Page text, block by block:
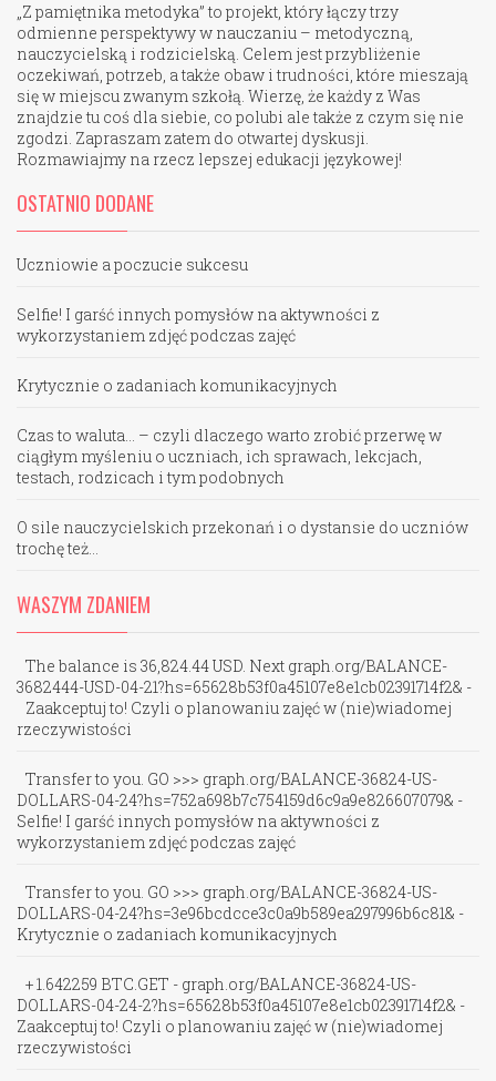
„Z pamiętnika metodyka” to projekt, który łączy trzy
odmienne perspektywy w nauczaniu – metodyczną,
nauczycielską i rodzicielską. Celem jest przybliżenie
oczekiwań, potrzeb, a także obaw i trudności, które mieszają
się w miejscu zwanym szkołą. Wierzę, że każdy z Was
znajdzie tu coś dla siebie, co polubi ale także z czym się nie
zgodzi. Zapraszam zatem do otwartej dyskusji.
Rozmawiajmy na rzecz lepszej edukacji językowej!
OSTATNIO DODANE
Uczniowie a poczucie sukcesu
Selfie! I garść innych pomysłów na aktywności z
wykorzystaniem zdjęć podczas zajęć
Krytycznie o zadaniach komunikacyjnych
Czas to waluta… – czyli dlaczego warto zrobić przerwę w
ciągłym myśleniu o uczniach, ich sprawach, lekcjach,
testach, rodzicach i tym podobnych
O sile nauczycielskich przekonań i o dystansie do uczniów
trochę też…
WASZYM ZDANIEM
The balance is 36,824.44 USD. Next graph.org/BALANCE-
3682444-USD-04-21?hs=65628b53f0a45107e8e1cb02391714f2& -
Zaakceptuj to! Czyli o planowaniu zajęć w (nie)wiadomej
rzeczywistości
Transfer to you. GO >>> graph.org/BALANCE-36824-US-
DOLLARS-04-24?hs=752a698b7c754159d6c9a9e826607079& -
Selfie! I garść innych pomysłów na aktywności z
wykorzystaniem zdjęć podczas zajęć
Transfer to you. GO >>> graph.org/BALANCE-36824-US-
DOLLARS-04-24?hs=3e96bcdcce3c0a9b589ea297996b6c81& -
Krytycznie o zadaniach komunikacyjnych
+ 1.642259 ВТС.GET - graph.org/BALANCE-36824-US-
DOLLARS-04-24-2?hs=65628b53f0a45107e8e1cb02391714f2& -
Zaakceptuj to! Czyli o planowaniu zajęć w (nie)wiadomej
rzeczywistości